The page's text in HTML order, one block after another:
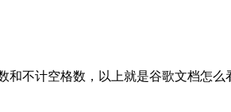
不计空格数，以上就是谷歌文档怎么